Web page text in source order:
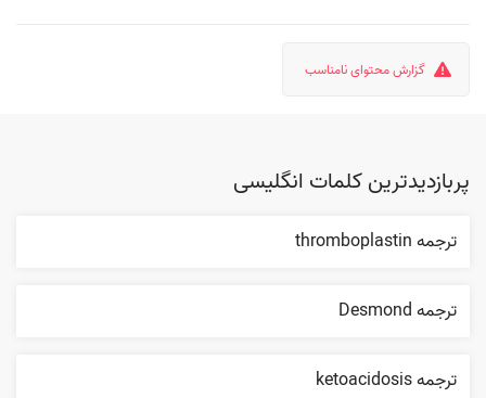
گزارش محتوای نامناسب
پربازدیدترین کلمات انگلیسی
ترجمه thromboplastin
ترجمه Desmond
ترجمه ketoacidosis